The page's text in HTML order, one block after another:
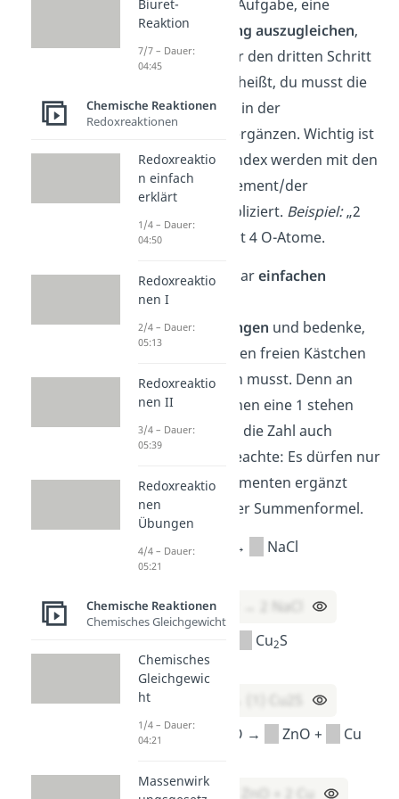
Bekommst du die Aufgabe, eine
Reaktionsgleichung auszugleichen,
dann musst du nur den dritten Schritt
durchführen. Das heißt, du musst die
passenden Zahlen in der
Formelgleichung ergänzen. Wichtig ist
dabei: Zahlen im Index werden mit den
Zahlen vor dem Element/der
Verbindung multipliziert. Beispiel:„2
“ sind insgesamt 4 O-Atome.
Beginne mit ein paareinfachen
Übungen
Reaktionsgleichungen und bedenke,
dass du nicht in allen freien Kästchen
eine Zahl ergänzen musst. Denn an
den Stellen, an denen eine 1 stehen
müsste, kannst du die Zahl auch
weglassen. Und beachte: Es dürfen nur
Zahlen vor den Elementen ergänzt
werden, nicht in der Summenformel.
Na +
→
NaCl
Lösung:
2 Na + (1) Cl2 → 2 NaCl
Cu2S
Lösung:
Zn +
O → ZnO +
Cu
Zn + Cu2O → ZnO + 2 Cu
Biuret-
Reaktion
7/7 – Dauer:
04:45
Chemische Reaktionen
Redoxreaktionen
Redoxreaktio
n einfach
erklärt
1/4 – Dauer:
04:50
Redoxreaktio
nen I
2/4 – Dauer:
05:13
Redoxreaktio
nen II
3/4 – Dauer:
05:39
Redoxreaktio
nen
Übungen
4/4 – Dauer:
05:21
Chemische Reaktionen
Chemisches Gleichgewicht
Chemisches
Gleichgewic
ht
1/4 – Dauer:
04:21
Massenwirk